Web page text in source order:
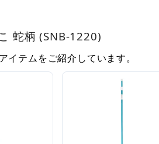
蛇柄 (SNB-1220)
テムをご紹介しています。